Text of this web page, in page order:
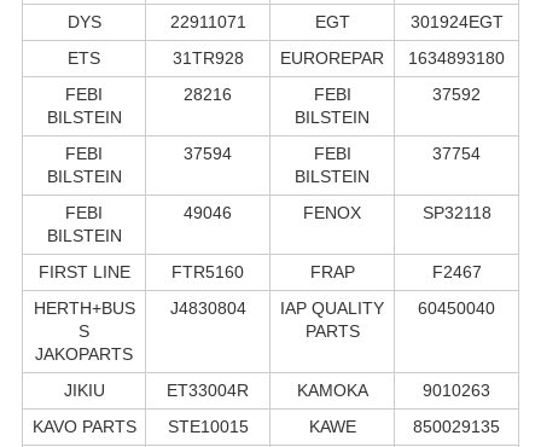
DYS 22911071 EGT
301924EGT
ETS
31TR928 EUROREPAR
1634893180
FEBI
BILSTEIN
28216
FEBI
BILSTEIN
37592
FEBI
BILSTEIN
37594
FEBI
BILSTEIN
37754
FEBI
BILSTEIN
49046 FENOX SP32118
FIRST LINE FTR5160 FRAP
F2467
HERTH+BUS
S
JAKOPARTS
J4830804
IAP QUALITY
PARTS
60450040
JIKIU ET33004R KAMOKA
9010263
KAVO PARTS
STE10015 KAWE
850029135